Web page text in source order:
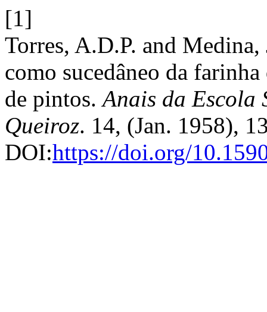
[1]
Torres, A.D.P. and
como sucedâneo da
de pintos.Anais da Escola
Queiroz. 14, (Jan. 1958),
DOI:https://doi.org/